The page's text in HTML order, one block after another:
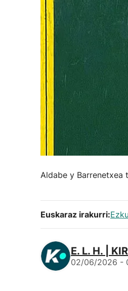
Aldabe y Barrenetxea
Euskaraz irakurri:
E. L. H. |
02/06/2026 -